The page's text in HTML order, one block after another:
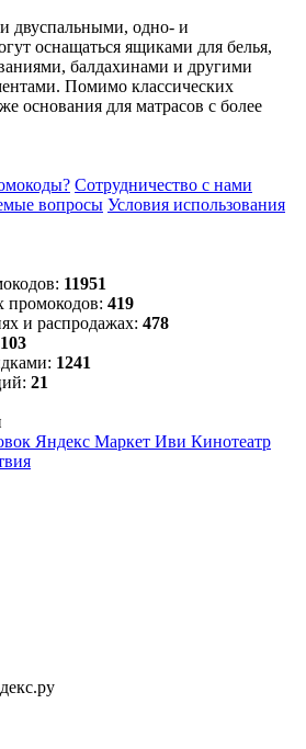
двуспальными, одно- и
оснащаться ящиками для белья,
балдахинами и другими
Помимо классических
основания для матрасов с более
Сотрудничество с нами
вопросы Условия использования
11951
промокодов: 419
и распродажах: 478
103
1241
21
Яндекс Маркет Иви Кинотеатр